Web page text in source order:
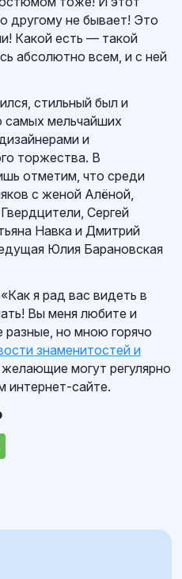
другому не бывает! Это
Какой есть — такой
абсолютно всем, и с ней
стильный был и
самых мельчайших
и
торжества. В
отметим, что среди
с женой Алёной,
Сергей
Навка и Дмитрий
Юлия Барановская
я рад вас видеть в
Вы меня любите и
разные, но мною горячо
знаменитостей и
могут регулярно
интернет-сайте.